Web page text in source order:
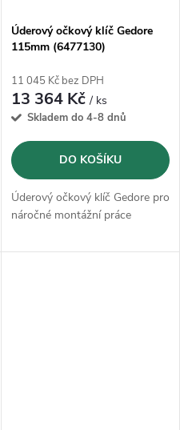
Úderový očkový klíč Gedore
115mm (6477130)
11 045 Kč bez DPH
13 364 Kč/ ks
Skladem do 4-8 dnů
DO KOŠÍKU
Úderový očkový klíč Gedore pro
náročné montážní práce